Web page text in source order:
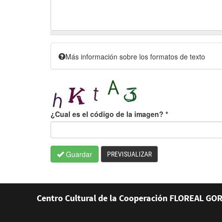
Más información sobre los formatos de texto
¿Cual es el código de la imagen? *
Guardar PREVISUALIZAR
Centro Cultural de la Cooperación FLOREAL